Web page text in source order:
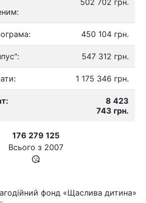
502 702 грн.
450 104 грн.
547 312 грн.
1 175 346 грн.
8 423
743 грн.
176 279 125
Всього з 2007
фонд «Щаслива дитина»